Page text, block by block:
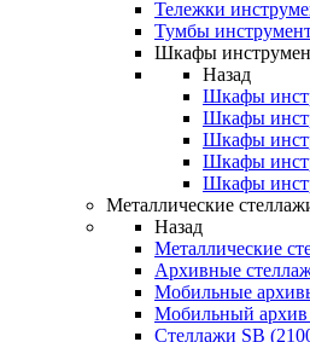
Тележки
Тумбы
Шкафы
Назад
Шкафы
Шкафы
Шкафы
Шкафы
Шкафы
Металлические
Назад
Металлические
Архивные
Мобильные
Мобильный архив
Стеллажи SB